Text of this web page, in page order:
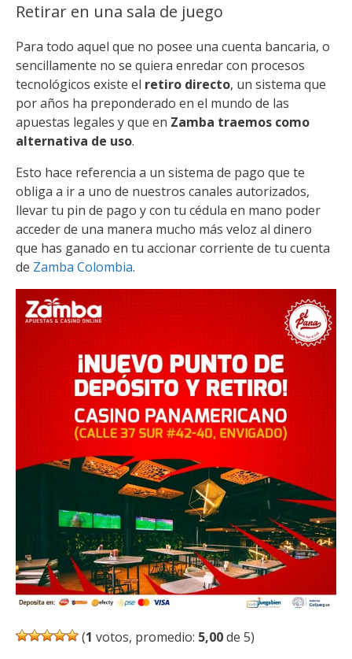
Retirar en una sala de juego
Para todo aquel que no posee una cuenta bancaria, o
sencillamente no se quiera enredar con procesos
tecnológicos existe el retiro directo, un sistema que
por años ha preponderado en el mundo de las
apuestas legales y que en Zamba traemos como
alternativa de uso.
Esto hace referencia a un sistema de pago que te
obliga a ir a uno de nuestros canales autorizados,
llevar tu pin de pago y con tu cédula en mano poder
acceder de una manera mucho más veloz al dinero
que has ganado en tu accionar corriente de tu cuenta
de Zamba Colombia.
(1 votos, promedio: 5,00de 5)